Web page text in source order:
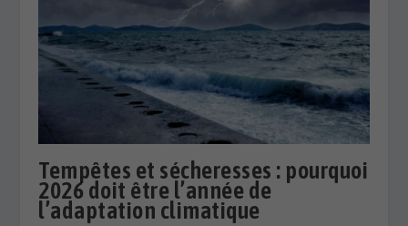
Tempêtes et sécheresses : pourquoi
2026 doit être l’année de
l’adaptation climatique